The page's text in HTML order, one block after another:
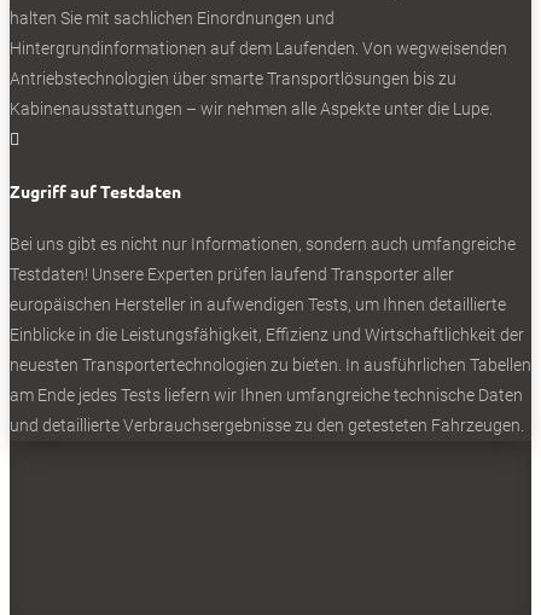
halten Sie mit sachlichen Einordnungen und
Hintergrundinformationen auf dem Laufenden. Von wegweisenden
Antriebstechnologien über smarte Transportlösungen bis zu
Kabinenausstattungen – wir nehmen alle Aspekte unter die Lupe.

Zugriff auf Testdaten
Bei uns gibt es nicht nur Informationen, sondern auch umfangreiche
Testdaten! Unsere Experten prüfen laufend Transporter aller
europäischen Hersteller in aufwendigen Tests, um Ihnen detaillierte
Einblicke in die Leistungsfähigkeit, Effizienz und Wirtschaftlichkeit der
neuesten Transportertechnologien zu bieten. In ausführlichen Tabellen
am Ende jedes Tests liefern wir Ihnen umfangreiche technische Daten
und detaillierte Verbrauchsergebnisse zu den getesteten Fahrzeugen.